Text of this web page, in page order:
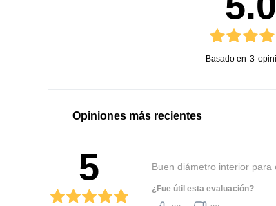
Basado en 3
Opiniones más recientes
5 Buen diámetro interior
¿Fue útil esta evaluación?